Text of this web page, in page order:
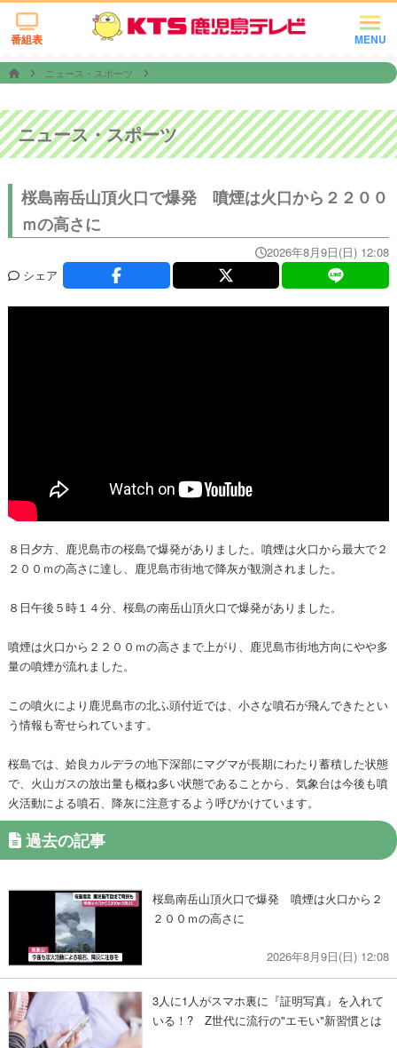
MENU
番組表
ニュース・スポーツ
ニュース・スポーツ
桜島南岳山頂火口で爆発 噴煙は火口から２２００
ｍの高さに
2026年8月9日(日) 12:08
シェア
８日夕方、鹿児島市の桜島で爆発がありました。噴煙は火口から最大で２
２００ｍの高さに達し、鹿児島市街地で降灰が観測されました。
８日午後５時１４分、桜島の南岳山頂火口で爆発がありました。
噴煙は火口から２２００ｍの高さまで上がり、鹿児島市街地方向にやや多
量の噴煙が流れました。
この噴火により鹿児島市の北ふ頭付近では、小さな噴石が飛んできたとい
う情報も寄せられています。
桜島では、姶良カルデラの地下深部にマグマが長期にわたり蓄積した状態
で、火山ガスの放出量も概ね多い状態であることから、気象台は今後も噴
火活動による噴石、降灰に注意するよう呼びかけています。
過去の記事
桜島南岳山頂火口で爆発 噴煙は火口から２
２００ｍの高さに
2026年8月9日(日) 12:08
3人に1人がスマホ裏に『証明写真』を入れて
いる！? Z世代に流行の"エモい"新習慣とは